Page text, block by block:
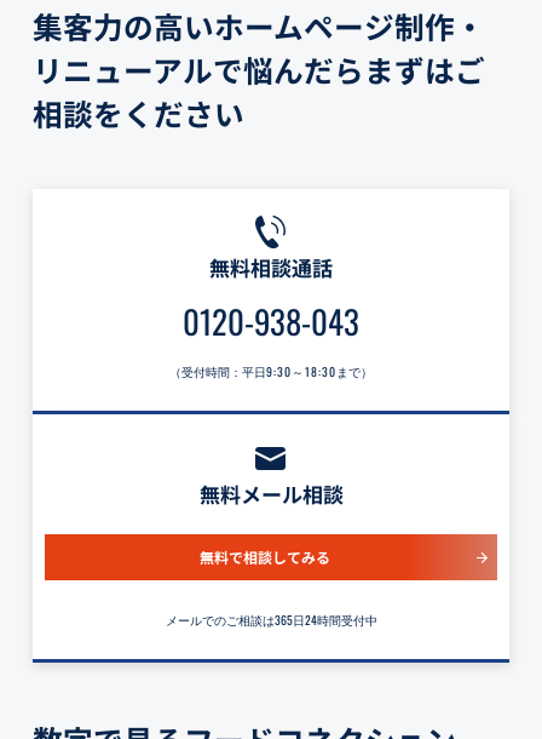
集客力の高いホームページ制作・
リニューアルで悩んだらまずはご
相談をください
無料相談通話
0120-938-043
（受付時間：平日9:30～18:30 まで）
無料メール相談
無料で相談してみる
メールでのご相談は365日24時間受付中